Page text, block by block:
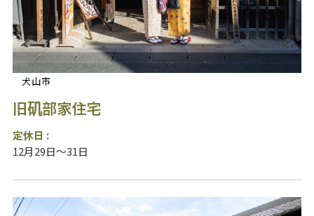
犬山市
旧矶部家住宅
定休日 :
12月29日～31日